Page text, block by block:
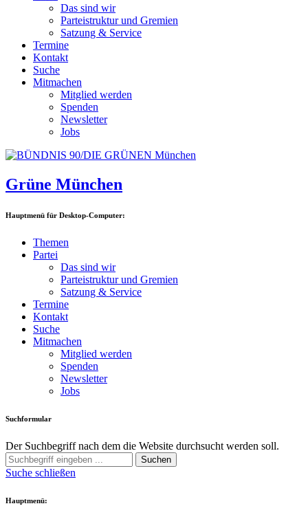
Das sind wir
Parteistruktur und Gremien
Satzung & Service
Termine
Kontakt
Suche
Mitmachen
Mitglied werden
Spenden
Newsletter
Jobs
Grüne München
Hauptmenü für Desktop-Computer:
Themen
Partei
Das sind wir
Parteistruktur und Gremien
Satzung & Service
Termine
Kontakt
Suche
Mitmachen
Mitglied werden
Spenden
Newsletter
Jobs
Suchformular
Der Suchbegriff nach dem die Website durchsucht werden soll.
Suchen
Suche schließen
Hauptmenü: